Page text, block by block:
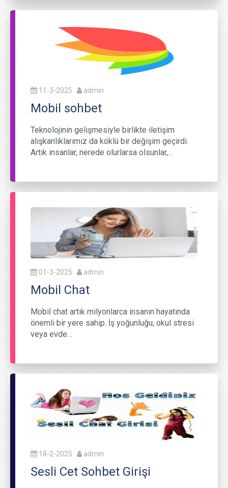
11-3-2025 admin
Mobil sohbet
Teknolojinin gelişmesiyle birlikte iletişim
alışkanlıklarımız da köklü bir değişim geçirdi.
Artık insanlar, nerede olurlarsa olsunlar,…
01-3-2025 admin
Mobil Chat
Mobil chat artık milyonlarca insanın hayatında
önemli bir yere sahip. İş yoğunluğu, okul stresi
veya evde…
18-2-2025 admin
Sesli Cet Sohbet Girişi